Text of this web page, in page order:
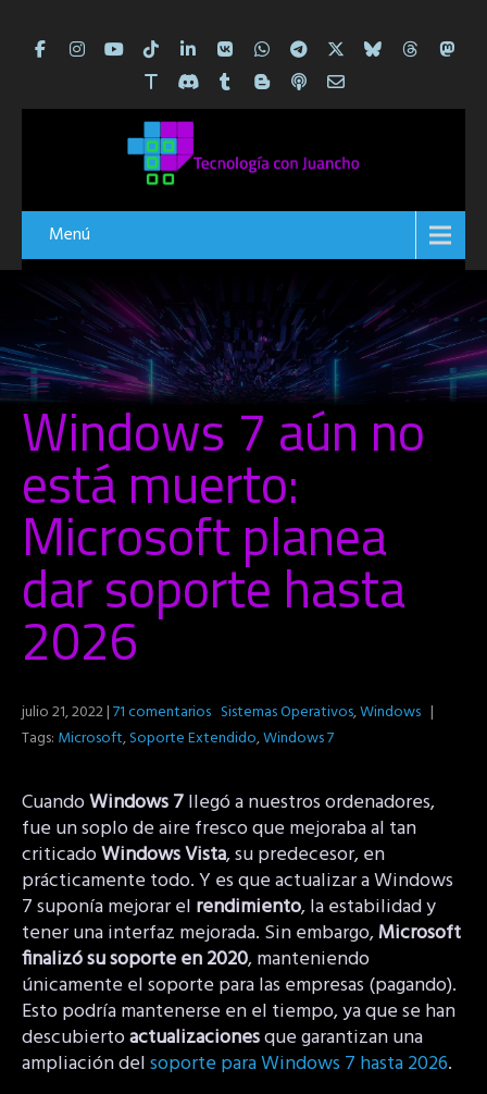
Menú
Windows 7 aún no
está muerto:
Microsoft planea
dar soporte hasta
2026
julio 21, 2022|71 comentarios Sistemas Operativos,Windows |
Tags: Microsoft,Soporte Extendido,Windows 7
CuandoWindows 7llegó a nuestros ordenadores,
fue un soplo de aire fresco que mejoraba al tan
criticadoWindows Vista, su predecesor, en
prácticamente todo. Y es que actualizar a Windows
7 suponía mejorar el rendimiento, la estabilidad y
tener una interfaz mejorada. Sin embargo,Microsoft
finalizó su soporte en 2020, manteniendo
únicamente el soporte para las empresas (pagando).
Esto podría mantenerse en el tiempo, ya que se han
descubiertoactualizacionesque garantizan una
ampliación delsoporte para Windows 7 hasta 2026.